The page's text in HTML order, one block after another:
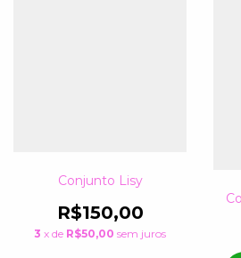
Conjunto Lisy
R$150,00
3 x de R$50,00 sem juros